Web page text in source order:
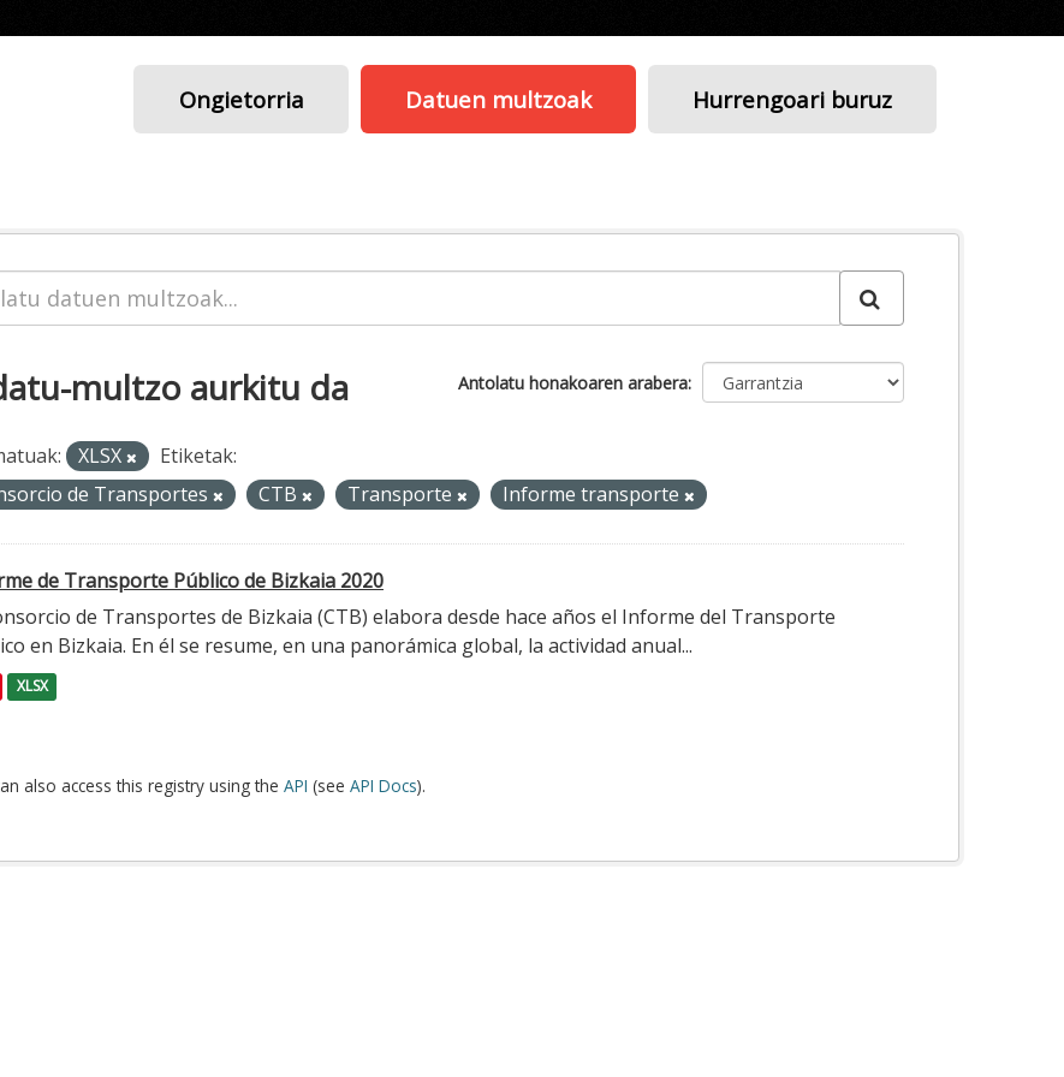
Ongietorria Datuen multzoak Hurrengoari buruz
Antolatu honakoaren arabera
multzo aurkitu da
XLSX
Etiketak:
de Transportes
CTB Transporte Informe transporte
de Transporte Público de Bizkaia 2020
de Transportes de Bizkaia (CTB) elabora desde hace años el Informe del Transporte
en Bizkaia. En él se resume, en una panorámica global, la actividad anual...
XLSX
also access this registry using the API (see API Docs).